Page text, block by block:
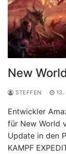
New
STEFFEN 13.
Entwickler
für New World
Update in den
KAMPF